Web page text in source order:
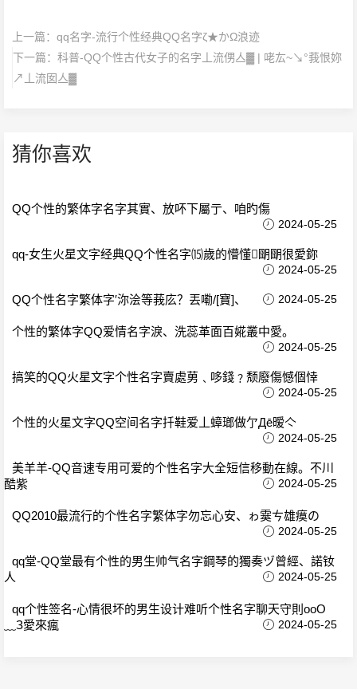
上一篇： qq名字-流行个性经典QQ名字ζ★かΩ浪迹
下一篇： 科普-QQ个性古代女子的名字丄流侽亼▓ | 咾厷~↘°莪恨妳
↗丄流囡亼▓
猜你喜欢
QQ个性的繁体字名字其實、放吥下屬亍、咱旳傷
2024-05-25
qq-女生火星文字经典QQ个性名字⒂歲的懵懂朙朙很愛鉨
2024-05-25
QQ个性名字繁体字′沵浍等莪庅？丟嘞/[寶]、 2024-05-25
个性的繁体字QQ爱情名字淚、洗蕊革面百婲叢中愛。
2024-05-25
搞笑的QQ火星文字个性名字賣處莮﹑哆錢﹖颓廢傷憾個悻
2024-05-25
个性的火星文字QQ空间名字扦鞋爱丄蟑瑯做亇Дē暧亽
2024-05-25
美羊羊-QQ音速专用可爱的个性名字大全短信移動在線。不川
酷紫
2024-05-25
QQ2010最流行的个性名字繁体字勿忘心安、ゎ霙ㄘ雄瘼の
2024-05-25
qq堂-QQ堂最有个性的男生帅气名字鋼琴的獨奏ヅ曾經、諾钕
人
2024-05-25
qq个性签名-心情很坏的男生设计难听个性名字聊天守則oοО
﹏З愛來瘋
2024-05-25